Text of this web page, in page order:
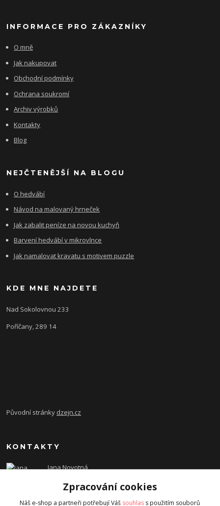
INFORMACE PRO ZÁKAZNÍKY
O mně
Jak nakupovat
Obchodní podmínky
Ochrana soukromí
Archiv výrobků
Kontakty
Blog
NEJČTENĚJŠÍ NA BLOGU
O hedvábí
Návod na malovaný hrneček
Jak zabalit peníze na novou kuchyň
Barvení hedvábí v mikrovlnce
Jak namalovat kravatu s motivem puzzle
KDE MNE NAJDETE
Nad Sokolovnou 233
Poříčany, 289 14
Původní stránky dzejn.cz
KONTAKTY
Jana Novotná
dzejn.n@email.cz
Zpracování cookies
Náš e-shop a partneři potřebují Váš souhlas s použitím souborů